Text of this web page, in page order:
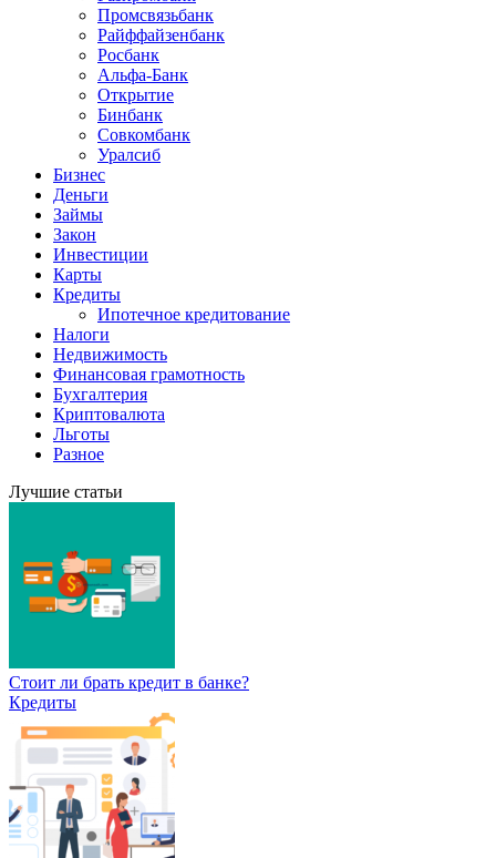
Промсвязьбанк
Райффайзенбанк
Росбанк
Альфа-Банк
Открытие
Бинбанк
Совкомбанк
Уралсиб
Бизнес
Деньги
Займы
Закон
Инвестиции
Карты
Кредиты
Ипотечное кредитование
Налоги
Недвижимость
Финансовая грамотность
Бухгалтерия
Криптовалюта
Льготы
Разное
Лучшие статьи
Стоит ли брать кредит в банке?
Кредиты